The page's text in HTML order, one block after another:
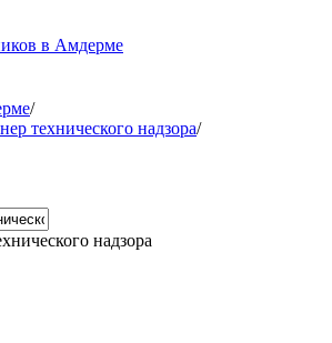
в Амдерме
/
технического надзора/
надзора